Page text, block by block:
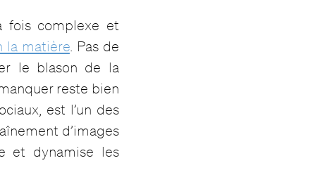
fois complexe et
la matière. Pas de
le blason de la
reste bien
est l’un des
d’images
et dynamise les